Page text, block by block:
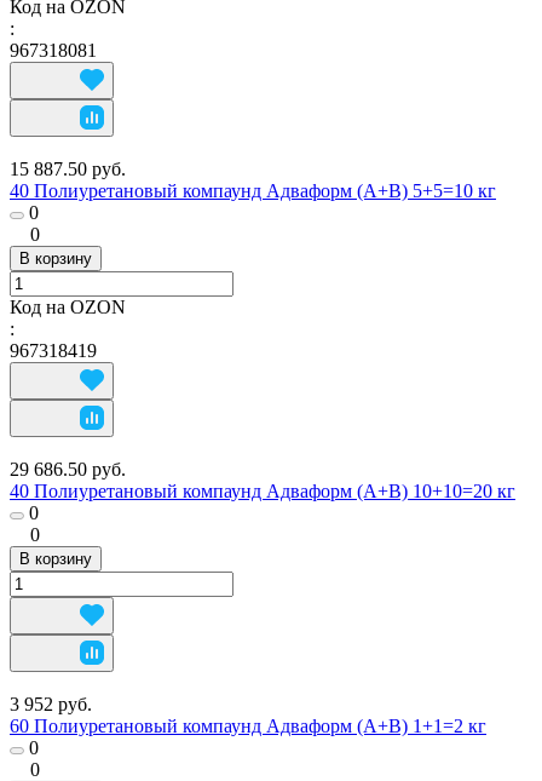
Код на OZON
:
967318081
15 887.50 руб.
40 Полиуретановый компаунд Адваформ (A+B) 5+5=10 кг
0
0
В корзину
Код на OZON
:
967318419
29 686.50 руб.
40 Полиуретановый компаунд Адваформ (A+B) 10+10=20 кг
0
0
В корзину
3 952 руб.
60 Полиуретановый компаунд Адваформ (A+B) 1+1=2 кг
0
0